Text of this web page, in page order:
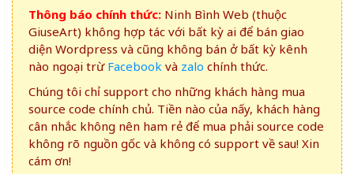
Thông báo chính thức: Ninh Bình Web (thuộc
GiuseArt) không hợp tác với bất kỳ ai để bán giao
diện Wordpress và cũng không bán ở bất kỳ kênh
nào ngoại trừ Facebook và zalo chính thức.
Chúng tôi chỉ support cho những khách hàng mua
source code chính chủ. Tiền nào của nấy, khách hàng
cân nhắc không nên ham rẻ để mua phải source code
không rõ nguồn gốc và không có support về sau! Xin
cám ơn!